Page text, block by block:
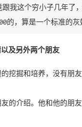
我这个穷小子几年了
的，算是一个标准的灰
及另外两个朋友
挖掘和培养，没有朋
的介绍。他和他的朋友